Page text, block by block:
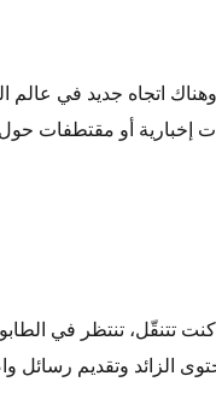
لدرجة أن بعض الدراسات توصّلت إلى أنها تصل
اليوم. سواء كانت تحديثات
تنتظر في
الزائد وتقديم